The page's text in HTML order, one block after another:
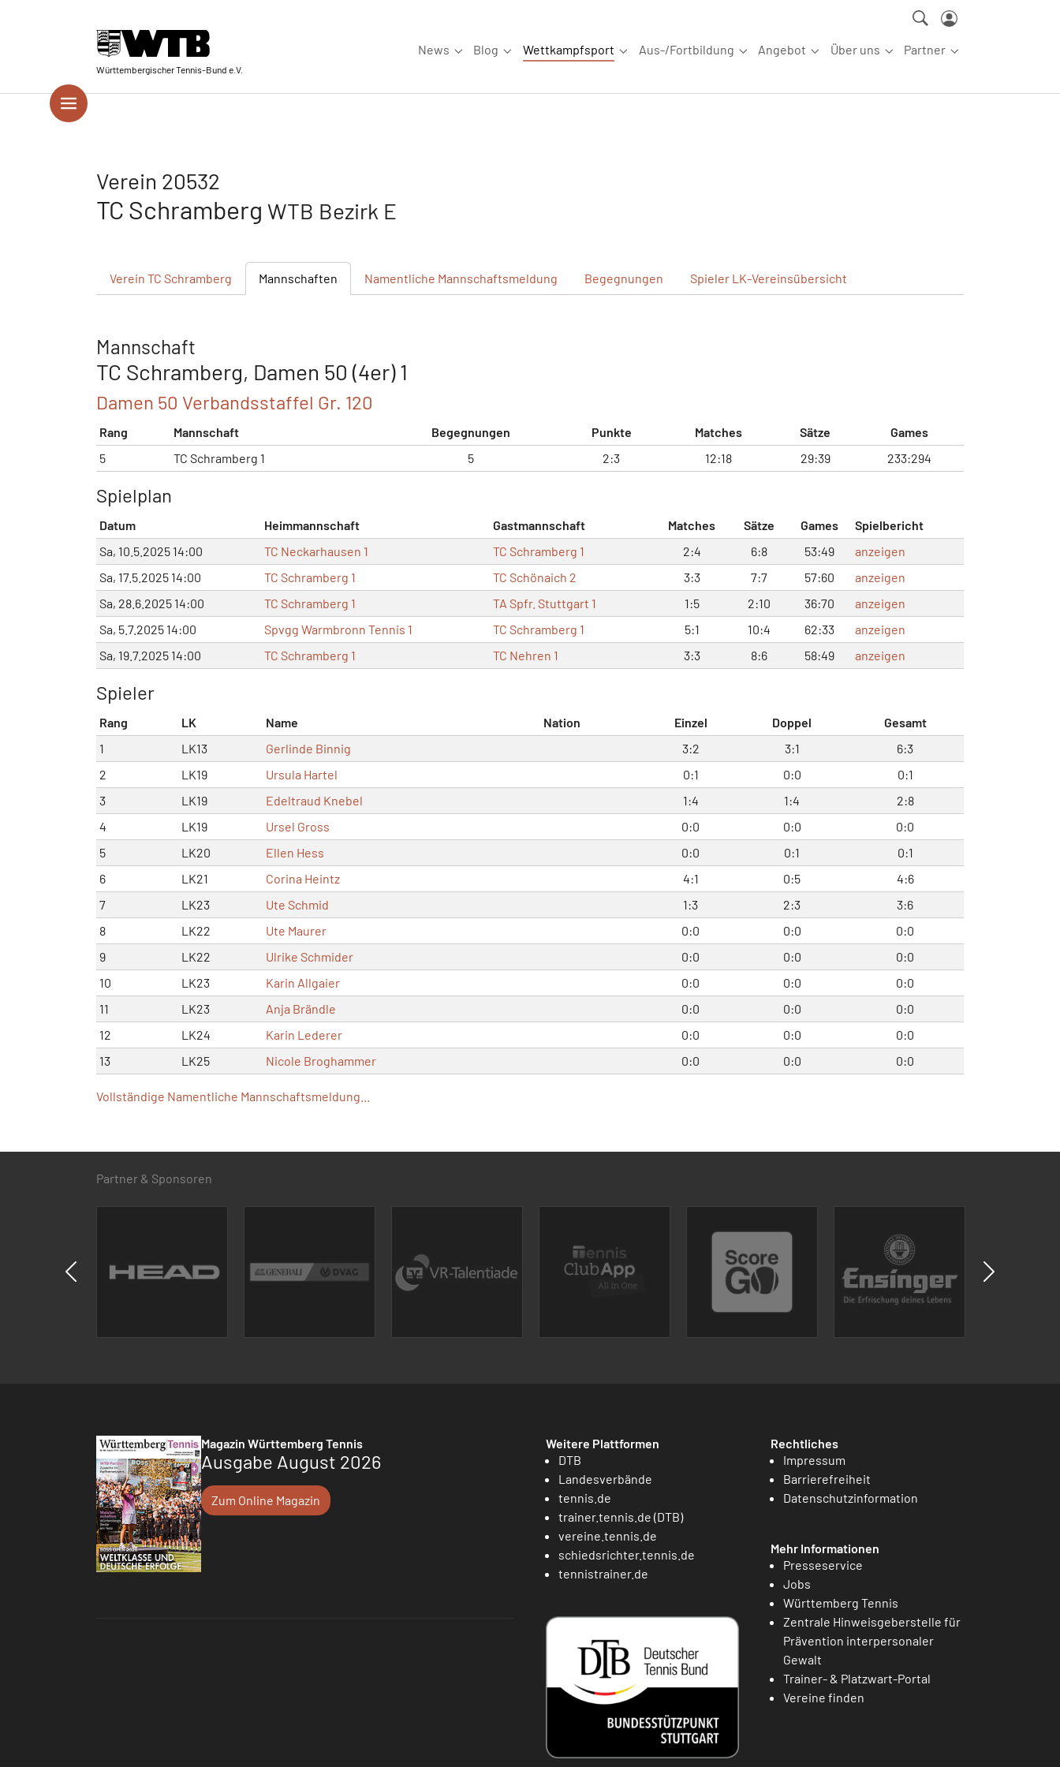
Württembergischer Tennis-Bund e.V.
News
Submenu for "News"
Blog
Submenu for "Blog"
Wettkampfsport
Submenu for "Wettkampfsport"
Aus-/Fortbildung
Submenu for "Aus-/Fortbildung"
Angebot
Submenu for "Angebot"
Über uns
Submenu for "Über uns"
Partner
Submenu for
Verein 20532
TC Schramberg WTB Bezirk E
Verein TC Schramberg Mannschaften Namentliche Mannschaftsmeldung Begegnungen Spieler LK-Vereinsübersicht
Mannschaft
TC Schramberg, Damen 50 (4er) 1
Damen 50 Verbandsstaffel Gr. 120
Rang Mannschaft Begegnungen Punkte Matches Sätze
Games
5
TC Schramberg 1 5 2:3 12:18 29:39 233:294
Spielplan
Datum Heimmannschaft Gastmannschaft Matches Sätze Games
Spielbericht
Sa, 10.5.2025 14:00
TC Neckarhausen 1 TC Schramberg 1 2:4 6:8 53:49
anzeigen
Sa, 17.5.2025 14:00
TC Schramberg 1 TC Schönaich 2 3:3 7:7 57:60
anzeigen
Sa, 28.6.2025 14:00
TC Schramberg 1 TA Spfr. Stuttgart 1 1:5 2:10 36:70
anzeigen
Sa, 5.7.2025 14:00
Spvgg Warmbronn Tennis 1 TC Schramberg 1 5:1 10:4 62:33
anzeigen
Sa, 19.7.2025 14:00
TC Schramberg 1 TC Nehren 1 3:3 8:6 58:49 anzeigen
Spieler
Rang LK Name Nation Einzel Doppel
Gesamt
1
LK13 Gerlinde Binnig 3:2 3:1
6:3
2
LK19 Ursula Hartel 0:1 0:0
0:1
3
LK19 Edeltraud Knebel 1:4 1:4
2:8
4
LK19 Ursel Gross 0:0 0:0
0:0
5
LK20 Ellen Hess 0:0 0:1
0:1
6
LK21 Corina Heintz 4:1 0:5
4:6
7
LK23 Ute Schmid 1:3 2:3
3:6
8
LK22 Ute Maurer 0:0 0:0
0:0
9
LK22 Ulrike Schmider 0:0 0:0
0:0
10
LK23 Karin Allgaier 0:0 0:0
0:0
11
LK23 Anja Brändle 0:0 0:0
0:0
12
LK24 Karin Lederer 0:0 0:0
0:0
13
LK25 Nicole Broghammer 0:0 0:0 0:0
Vollständige Namentliche Mannschaftsmeldung...
Partner & Sponsoren
Magazin Württemberg Tennis
Ausgabe August 2026
Zum Online Magazin
Weitere Plattformen
DTB
Landesverbände
tennis.de
trainer.tennis.de (DTB)
vereine.tennis.de
schiedsrichter.tennis.de
tennistrainer.de
Rechtliches
Impressum
Barrierefreiheit
Datenschutzinformation
Mehr Informationen
Presseservice
Jobs
Württemberg Tennis
Zentrale Hinweisgeberstelle für
Prävention interpersonaler
Gewalt
Trainer- & Platzwart-Portal
Vereine finden